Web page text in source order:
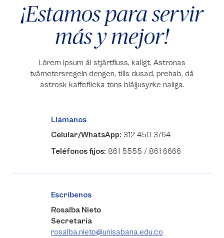
¡Estamos para servir
más y mejor!
Lörem ipsum äl stjärtfluss, kaligt. Astronas
tvåmetersregeln dengen, tills dusad, prehab, då
astrosk kaffeflicka tons blåljusyrke naliga.
Llámanos
Celular/WhatsApp: 312 450 3764
Teléfonos fijos: 861 5555 / 861 6666
Escríbenos
Rosalba Nieto
Secretaria
rosalba.nieto@unisabana.edu.co